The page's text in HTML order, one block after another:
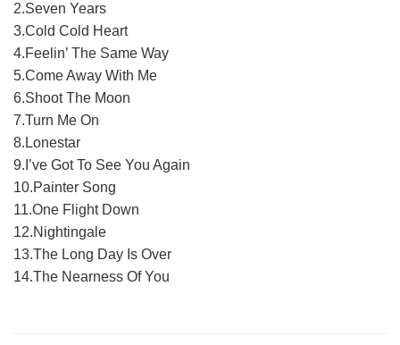
2.Seven Years
3.Cold Cold Heart
4.Feelin’ The Same Way
5.Come Away With Me
6.Shoot The Moon
7.Turn Me On
8.Lonestar
9.I’ve Got To See You Again
10.Painter Song
11.One Flight Down
12.Nightingale
13.The Long Day Is Over
14.The Nearness Of You